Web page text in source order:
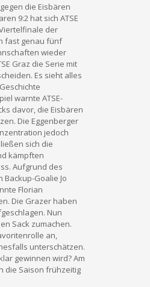
die Eisbären
9:2 hat sich ATSE
der
fast genau fünf
wieder
Graz die Serie mit
Es sieht alles
warnte ATSE-
davor, die Eisbären
Die Eggenberger
jedoch
sich die
kämpften
Aufgrund des
Goalie Jo
Florian
Die Grazer haben
Nun
Sack zumachen.
an,
unterschätzen.
gewinnen wird? Am
die Saison frühzeitig